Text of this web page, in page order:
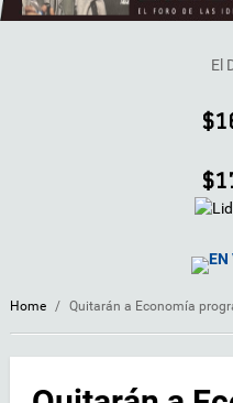
El
EN
Home / Quitarán a Economía